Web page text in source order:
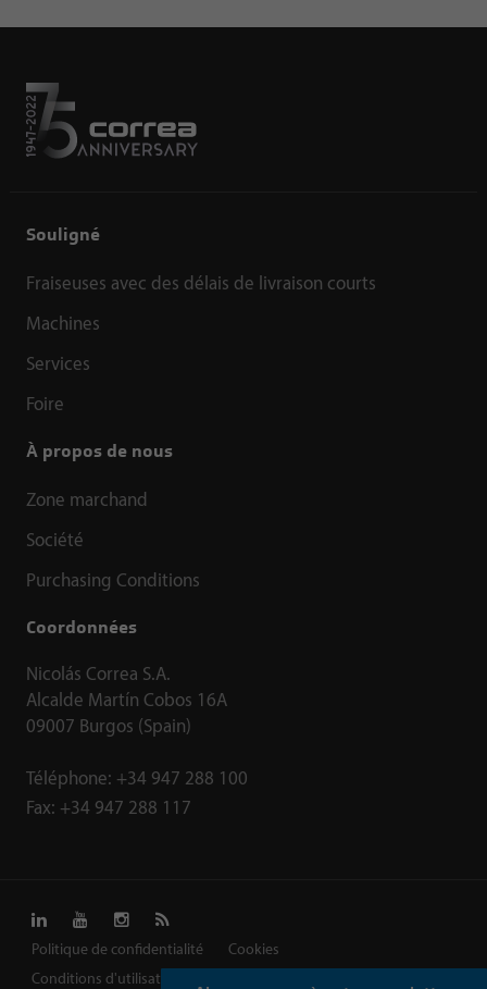
Souligné
Fraiseuses avec des délais de livraison courts
Machines
Services
Foire
À propos de nous
Zone marchand
Société
Purchasing Conditions
Coordonnées
Nicolás Correa S.A.
Alcalde Martín Cobos 16A
09007 Burgos (Spain)
Téléphone: +34 947 288 100
Fax: +34 947 288 117
Politique de confidentialité
Cookies
Conditions d'utilisation